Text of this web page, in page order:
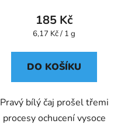
185 Kč
Měrná
6,17 Kč / 1 g
DO KOŠÍKU
Pravý bílý čaj prošel třemi
procesy ochucení vysoce